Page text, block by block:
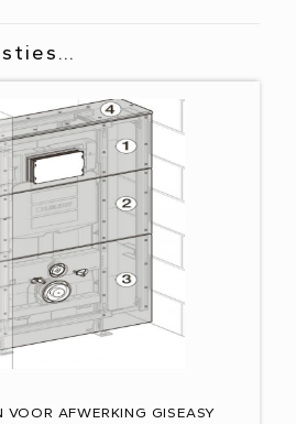
VOOR AFWERKING GISEASY